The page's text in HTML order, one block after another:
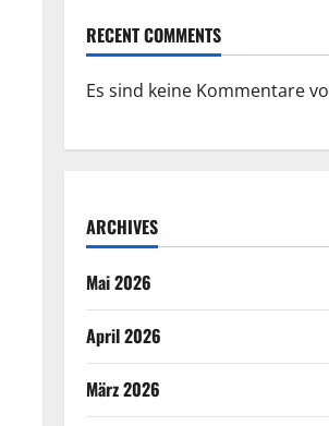
RECENT COMMENTS
Es sind keine Kommentare
ARCHIVES
Mai 2026
April 2026
März 2026